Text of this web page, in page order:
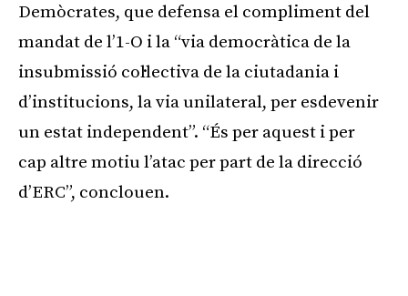
Demòcrates, que defensa el compliment del
mandat de l’1-O i la “via democràtica de la
insubmissió col·lectiva de la ciutadania i
d’institucions, la via unilateral, per esdevenir
un estat independent”. “És per aquest i per
cap altre motiu l’atac per part de la direcció
d’ERC”, conclouen.